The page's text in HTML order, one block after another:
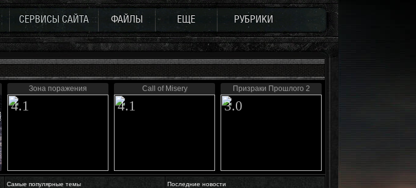
СЕРВИСЫ САЙТА ФАЙЛЫ ЕЩЕ РУБРИКИ
Зона поражения
4.1
Call of Misery
4.1
Призраки Прошлого 2
3.0
Самые популярные темы Последние новости